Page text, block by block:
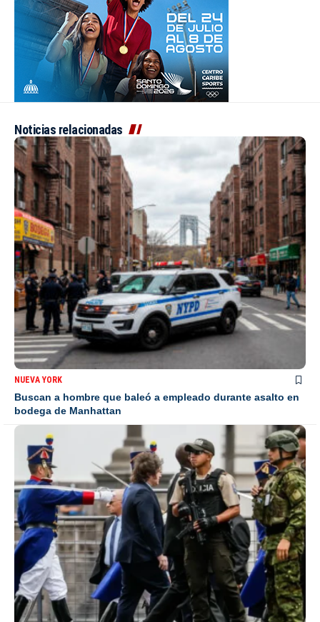
Noticias relacionadas
NUEVA YORK
Buscan a hombre que baleó a empleado durante asalto en
bodega de Manhattan